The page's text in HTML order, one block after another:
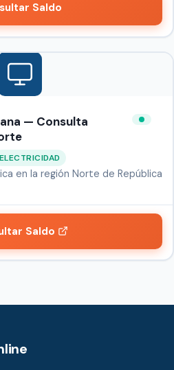
Saldo
— Consulta
ELECTRICIDAD
en la región Norte de República
Saldo